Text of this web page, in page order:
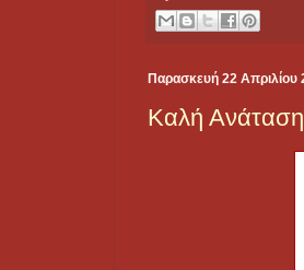
Παρασκευή 22 Απριλίου
Καλή